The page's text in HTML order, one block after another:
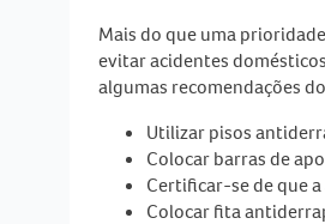
Mais do que uma
evitar acidentes
algumas recomendações
Utilizar pisos
Colocar barras de
Certificar-se de que
Colocar fita